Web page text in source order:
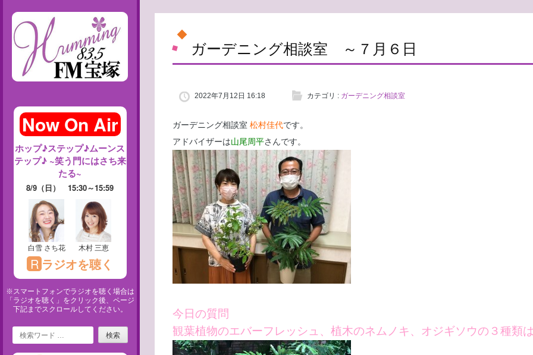
※スマートフォンでラジオを聴く場合は
「ラジオを聴く」をクリック後、ページ
下記までスクロールしてください。
Search
ガーデニング相談室 ～７月６日
2022年7月12日 16:18 カテゴリ : ガーデニング相談室
ガーデニング相談室 松村佳代です。
アドバイザーは山尾周平さんです。
今日の質問
観葉植物のエバーフレッシュ、植木のネムノキ、オジギソウの３種類